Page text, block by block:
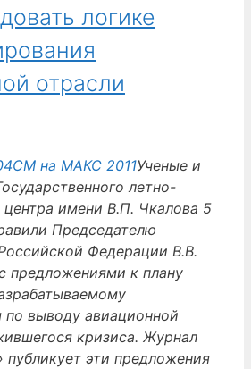
логике
отрасли
Ученые и
летно-
центра имени В.П. Чкалова 5
Председателю
Федерации В.В.
предложениями к плану
по выводу авиационной
кризиса. Журнал
публикует эти предложения